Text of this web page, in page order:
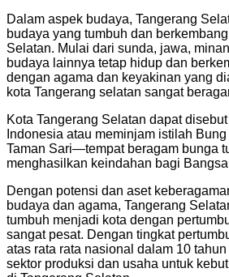
Dalam aspek budaya, Tangerang
budaya yang tumbuh dan
Selatan. Mulai dari sunda, jawa,
budaya lainnya tetap hidup dan
dengan agama dan keyakinan yang
kota Tangerang selatan sangat
Kota Tangerang Selatan dapat
Indonesia atau meminjam istilah
Taman Sari—tempat beragam bunga
menghasilkan keindahan bagi
Dengan potensi dan aset
budaya dan agama, Tangerang
tumbuh menjadi kota dengan
sangat pesat. Dengan tingkat
atas rata rata nasional dalam 10
sektor produksi dan usaha untuk